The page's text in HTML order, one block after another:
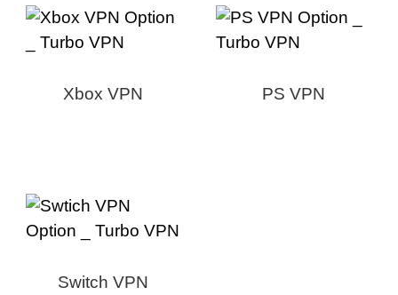
Xbox VPN PS VPN
Switch VPN